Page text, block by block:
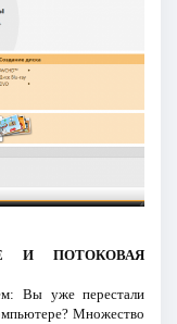
И ПОТОКОВАЯ
Вы уже перестали
Множество